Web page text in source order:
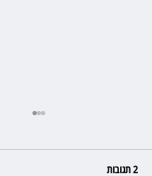
2 תגובות